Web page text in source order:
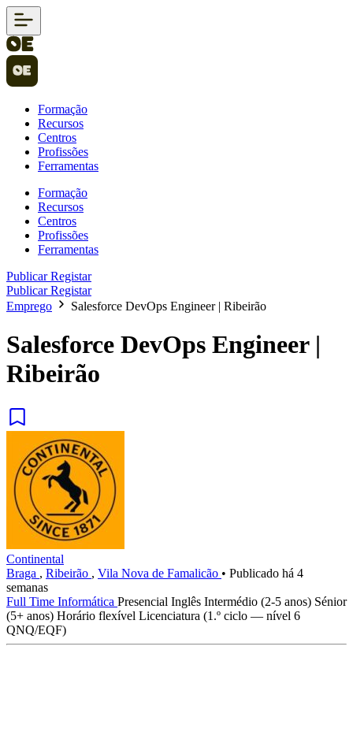
Formação
Recursos
Centros
Profissões
Ferramentas
Formação
Recursos
Centros
Profissões
Ferramentas
PublicarRegistar
PublicarRegistar
Emprego
Salesforce DevOps Engineer | Ribeirão
Salesforce DevOps Engineer |
Ribeirão
Continental
Braga , Ribeirão , Vila Nova de Famalicão • Publicado há 4
semanas
Full Time Informática Presencial Inglês Intermédio (2-5 anos) Sénior
(5+ anos) Horário flexível Licenciatura (1.º ciclo — nível 6
QNQ/EQF)